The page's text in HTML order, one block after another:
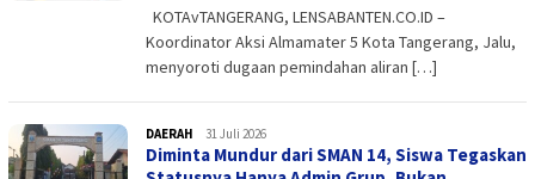
KOTAvTANGERANG, LENSABANTEN.CO.ID –
Koordinator Aksi Almamater 5 Kota Tangerang, Jalu,
menyoroti dugaan pemindahan aliran […]
DAERAH admin
31 Juli 2026
Diminta Mundur dari SMAN 14, Siswa Tegaskan